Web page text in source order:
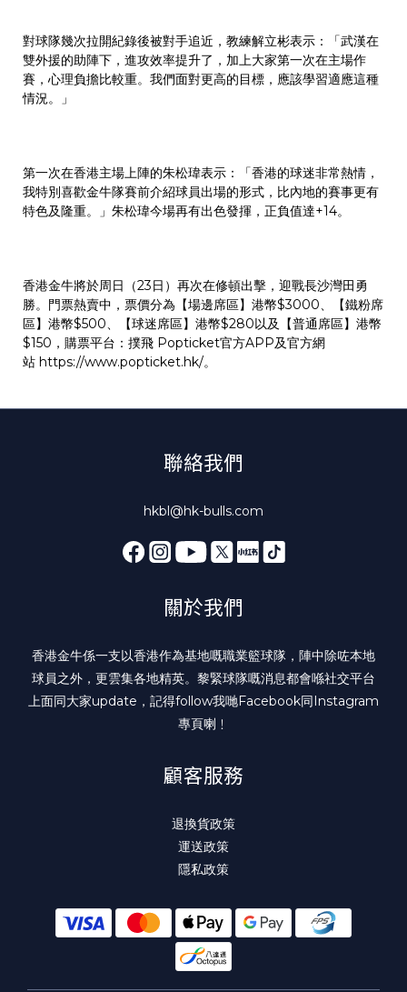
對球隊幾次拉開紀錄後被對手追近，教練解立彬表示：「武漢在
雙外援的助陣下，進攻效率提升了，加上大家第一次在主場作
賽，心理負擔比較重。我們面對更高的目標，應該學習適應這種
情況。」
第一次在香港主場上陣的朱松瑋表示：「香港的球迷非常熱情，
我特別喜歡金牛隊賽前介紹球員出場的形式，比內地的賽事更有
特色及隆重。」朱松瑋今場再有出色發揮，正負值達+14。
香港金牛將於周日（23日）再次在修頓出擊，迎戰長沙灣田勇
勝。門票熱賣中，票價分為【場邊席區】港幣$3000、【鐵粉席
區】港幣$500、【球迷席區】港幣$280以及【普通席區】港幣
$150，購票平台：撲飛 Popticket官方APP及官方網
站 https://www.popticket.hk/。
聯絡我們
hkbl@hk-bulls.com
關於我們
香港金牛係一支以香港作為基地嘅職業籃球隊，陣中除咗本地
球員之外，更雲集各地精英。黎緊球隊嘅消息都會喺社交平台
上面同大家update，記得follow我哋Facebook同Instagram
專頁喇﹗
顧客服務
退換貨政策
運送政策
隱私政策